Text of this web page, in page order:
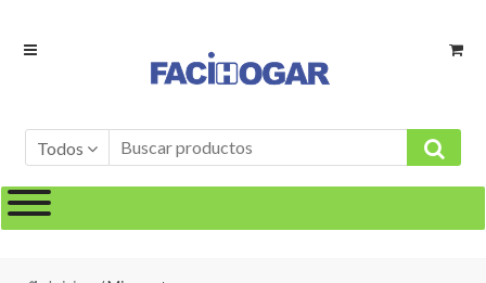
Ir
Ir
Todos